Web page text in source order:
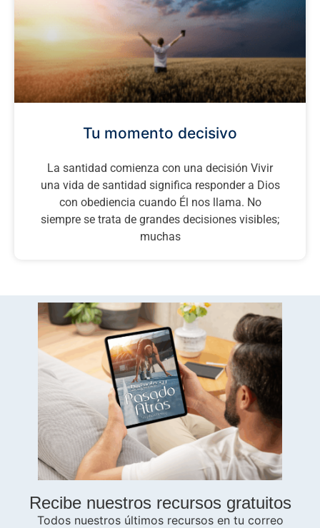
Tu momento decisivo
La santidad comienza con una decisión Vivir
una vida de santidad significa responder a Dios
con obediencia cuando Él nos llama. No
siempre se trata de grandes decisiones visibles;
muchas
Recibe nuestros recursos gratuitos
Todos nuestros últimos recursos en tu correo